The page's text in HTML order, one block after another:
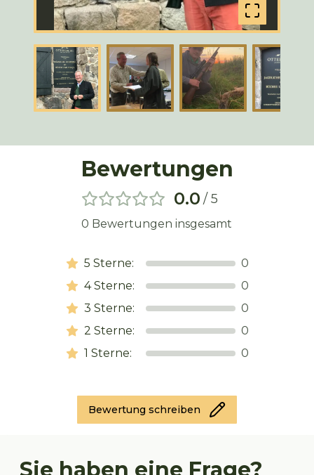
Bewertungen
0.0 / 5
0 Bewertungen insgesamt
5 Sterne:
0
4Sterne:
0
3 Sterne:
0
2 Sterne:
0
1 Sterne: 0
Bewertung schreiben
Sie haben eine Frage?